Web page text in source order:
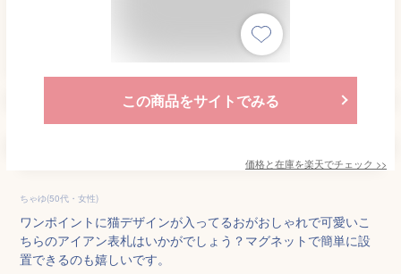
この商品をサイトでみる
価格と在庫を楽天でチェック >>
ちゃゆ(50代・女性)
ワンポイントに猫デザインが入ってるおがおしゃれで可愛いこ
ちらのアイアン表札はいかがでしょう？マグネットで簡単に設
置できるのも嬉しいです。